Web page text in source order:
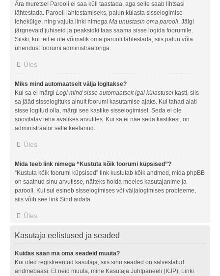
Ära muretse! Parooli ei saa küll taastada, aga selle saab lihtsasi
lähtestada. Parooli lähtestamiseks, palun külasta sisselogimise
lehekülge, ning vajuta linki nimega Ma unustasin oma parooli. Jälgi
järgnevaid juhiseid ja peaksidki taas saama sisse logida foorumile.
Siiski, kui teil ei ole võimalik oma parooli lähtestada, siis palun võta
ühendust foorumi administraatoriga.
Üles
Miks mind automaatselt välja logitakse?
Kui sa ei märgi Logi mind sisse automaatselt igal külastusel kasti, siis
sa jääd sisselogituks ainult foorumi kasutamise ajaks. Kui tahad alati
sisse logitud olla, märgi see kastike sisselogimisel. Seda ei ole
soovitatav teha avalikes arvutites. Kui sa ei näe seda kastikest, on
administraator selle keelanud.
Üles
Mida teeb link nimega “Kustuta kõik foorumi küpsised”?
“Kustuta kõik foorumi küpsised” link kustutab kõik andmed, mida phpBB
on saatnud sinu arvutisse, näiteks hoida meeles kasutajanime ja
parooli. Kui sul esineb sisselogimises või väljalogimises probleeme,
siis võib see link Sind aidata.
Üles
Kasutaja eelistused ja seaded
Kuidas saan ma oma seadeid muuta?
Kui oled registreeritud kasutaja, siis sinu seaded on salvestatud
andmebaasi. Et neid muuta, mine Kasutaja Juhtpaneeli (KJP); Linki